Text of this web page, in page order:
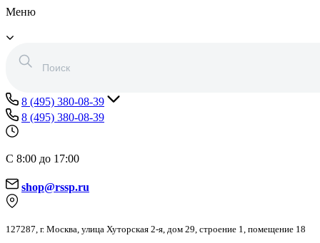
Меню
8 (495) 380-08-39
8 (495) 380-08-39
С 8:00 до 17:00
shop@rssp.ru
127287, г. Москва, улица Хуторская 2-я, дом 29, строение 1, помещение 18